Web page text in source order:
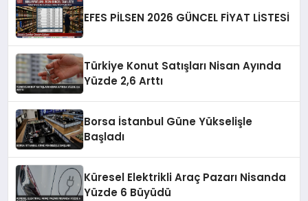
EFES PİLSEN 2026 GÜNCEL FİYAT LİSTESİ
Türkiye Konut Satışları Nisan Ayında
Yüzde 2,6 Arttı
Borsa İstanbul Güne Yükselişle
Başladı
Küresel Elektrikli Araç Pazarı Nisanda
Yüzde 6 Büyüdü